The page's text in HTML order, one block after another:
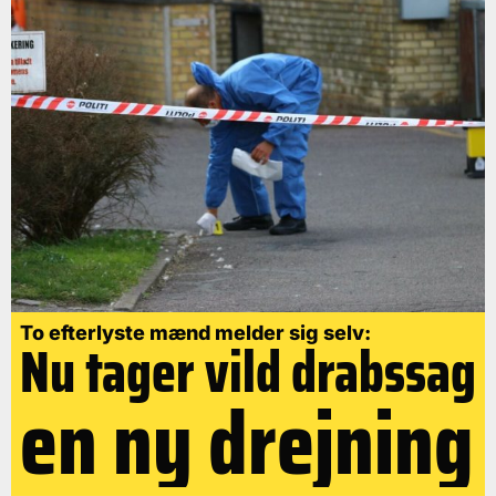
To efterlyste mænd melder sig selv:
Nu tager vild drabssag
en ny drejning